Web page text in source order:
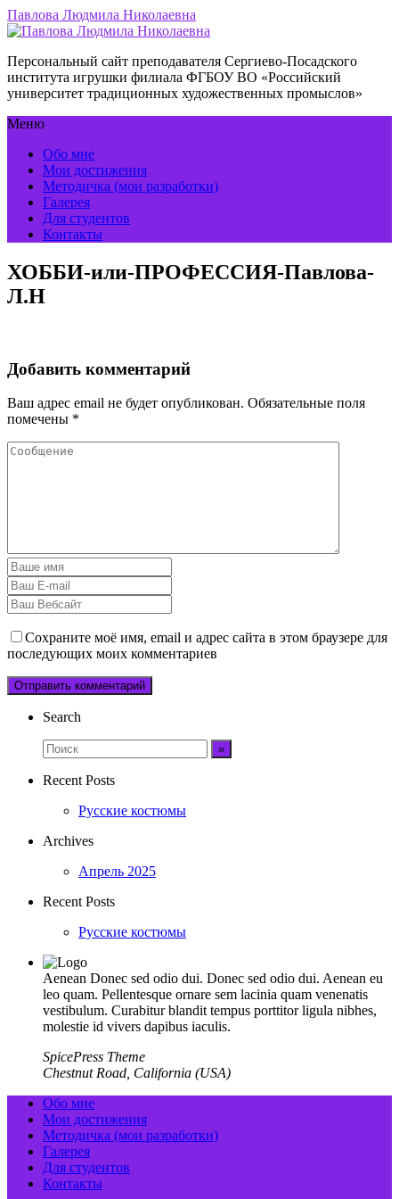
Павлова Людмила Николаевна
Персональный сайт преподавателя Сергиево-Посадского
института игрушки филиала ФГБОУ ВО «Российский
университет традиционных художественных промыслов»
Меню
Обо мне
Мои достижения
Методичка (мои разработки)
Галерея
Для студентов
Контакты
ХОББИ-или-ПРОФЕССИЯ-Павлова-
Л.Н
Добавить комментарий
Ваш адрес email не будет опубликован. Обязательные поля
помечены *
Сохраните моё имя, email и адрес сайта в этом браузере для
последующих моих комментариев
Search
Recent Posts
Русские костюмы
Archives
Апрель 2025
Recent Posts
Русские костюмы
Aenean Donec sed odio dui. Donec sed odio dui. Aenean eu
leo quam. Pellentesque ornare sem lacinia quam venenatis
vestibulum. Curabitur blandit tempus porttitor ligula nibhes,
molestie id vivers dapibus iaculis.
SpicePress Theme
Chestnut Road, California (USA)
Обо мне
Мои достижения
Методичка (мои разработки)
Галерея
Для студентов
Контакты